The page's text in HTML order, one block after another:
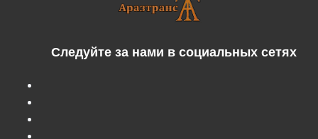
Следуйте за нами в социальных сетях